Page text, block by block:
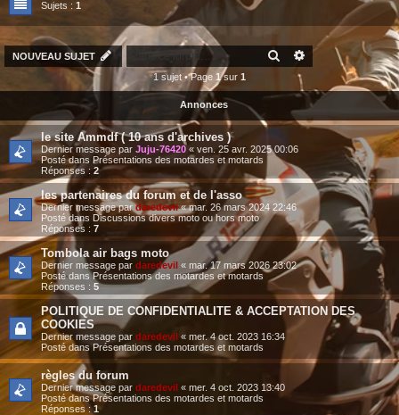
Sujets : 1
NOUVEAU SUJET RECHERCHER
RECHERCHE
1 sujet • Page 1sur 1
Annonces
le site Ammdf ( 10 ans d'archives )
Dernier message par Juju-76420« ven. 25 avr. 2025 00:06
Posté dans Présentations des motardes et motards
Réponses : 2
les partenaires du forum et de l'asso
Dernier message pardaredevil«mar. 26 mars 2024 22:46
Posté dans Discussions divers moto ou hors moto
Réponses : 7
Tombola air bags moto
Dernier message par daredevil « mar. 17 mars 2026 23:02
Posté dansPrésentations des motardes et motards
Réponses : 5
POLITIQUE DE CONFIDENTIALITE & ACCEPTATION DES
COOKIES
Dernier message par daredevil « mer. 4 oct. 2023 16:34
Posté dansPrésentations des motardes et motards
règles du forum
Dernier message par daredevil « mer. 4 oct. 2023 13:40
Posté dansPrésentations des motardes et motards
Réponses :1